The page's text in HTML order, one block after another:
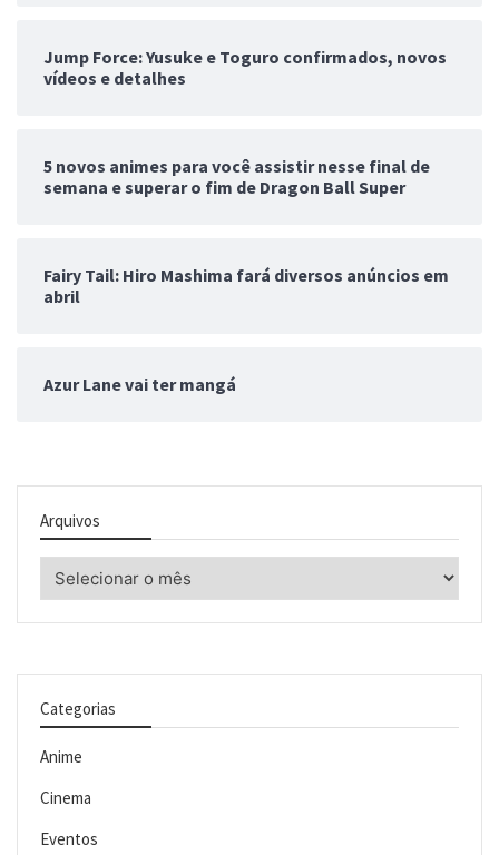
Jump Force: Yusuke e Toguro confirmados, novos
vídeos e detalhes
5 novos animes para você assistir nesse final de
semana e superar o fim de Dragon Ball Super
Fairy Tail: Hiro Mashima fará diversos anúncios em
abril
Azur Lane vai ter mangá
Arquivos
Categorias
Anime
Cinema
Eventos